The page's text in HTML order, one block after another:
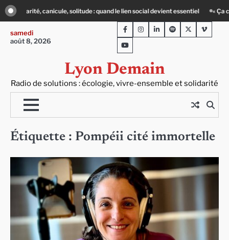
Skip
to
content
solitude : quand le lien social devient essentiel « Ça chauffe » : des
samedi
août 8, 2026
Lyon Demain
Radio de solutions : écologie, vivre-ensemble et solidarité
FacebookInstagram
LinkedInSpotifyTwitterViméo
Youtube
Étiquette : Pompéii cité immortelle